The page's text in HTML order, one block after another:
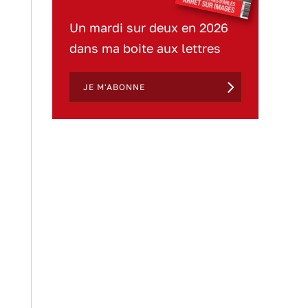
Un mardi sur deux en 2026
dans ma boite aux lettres
JE M'ABONNE